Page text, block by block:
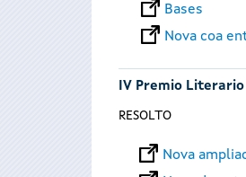
Bases
Nova coa
IV Premio
RESOLTO
Nova